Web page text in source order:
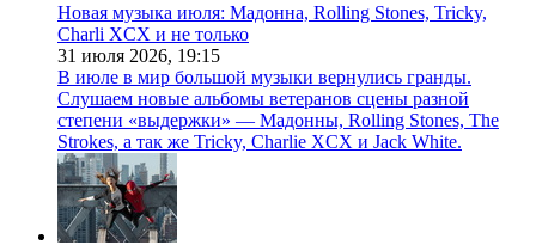
Новая музыка июля: Мадонна, Rolling Stones, Tricky,
Charli XCX и не только
31 июля 2026, 19:15
В июле в мир большой музыки вернулись гранды.
Слушаем новые альбомы ветеранов сцены разной
степени «выдержки» — Мадонны, Rolling Stones, The
Strokes, а так же Tricky, Charlie XCX и Jack White.